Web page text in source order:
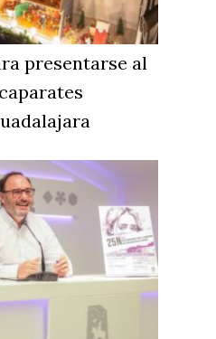
presentarse al